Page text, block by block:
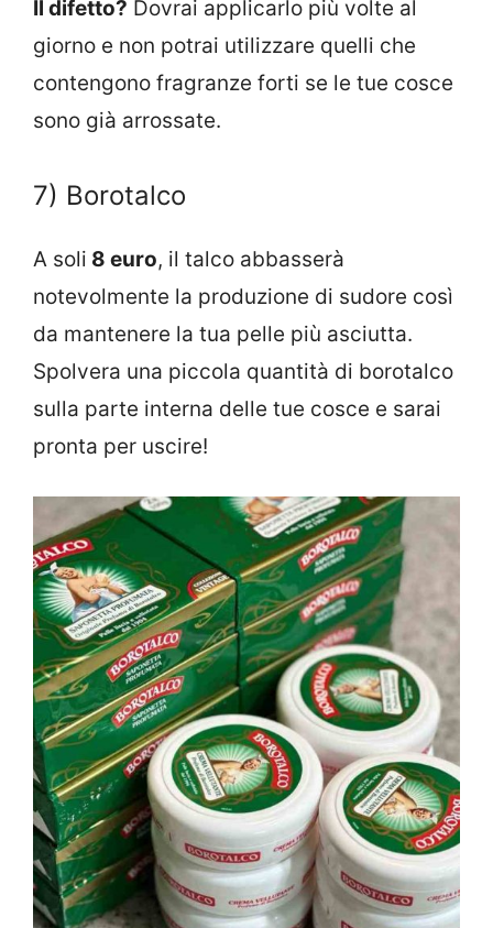
Il difetto? Dovrai applicarlo più volte al
giorno e non potrai utilizzare quelli che
contengono fragranze forti se le tue cosce
sono già arrossate.
7) Borotalco
A soli 8 euro, il talco abbasserà
notevolmente la produzione di sudore così
da mantenere la tua pelle più asciutta.
Spolvera una piccola quantità di borotalco
sulla parte interna delle tue cosce e sarai
pronta per uscire!